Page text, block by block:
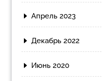
Апрель 2023
Декабрь 2022
Июнь 2020